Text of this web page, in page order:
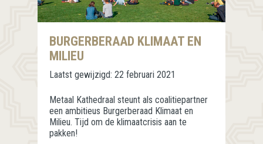
BURGERBERAAD KLIMAAT EN
MILIEU
Laatst gewijzigd: 22 februari 2021
Metaal Kathedraal steunt als coalitiepartner
een ambitieus Burgerberaad Klimaat en
Milieu. Tijd om de klimaatcrisis aan te
pakken!